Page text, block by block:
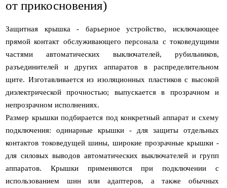
от прикосновения)
Защитная крышка - барьерное устройство, исключающее
прямой контакт обслуживающего персонала с токоведущими
частями автоматических выключателей, рубильников,
разъединителей и других аппаратов в распределительном
щите. Изготавливается из изоляционных пластиков с высокой
диэлектрической прочностью; выпускается в прозрачном и
непрозрачном исполнениях.
Размер крышки подбирается под конкретный аппарат и схему
подключения: одинарные крышки - для защиты отдельных
контактов токоведущей шины, широкие прозрачные крышки -
для силовых выводов автоматических выключателей и групп
аппаратов. Крышки применяются при подключении с
использованием шин или адаптеров, а также обычных